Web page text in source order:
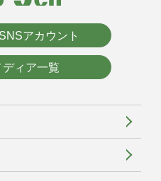
アカウント
ディア一覧